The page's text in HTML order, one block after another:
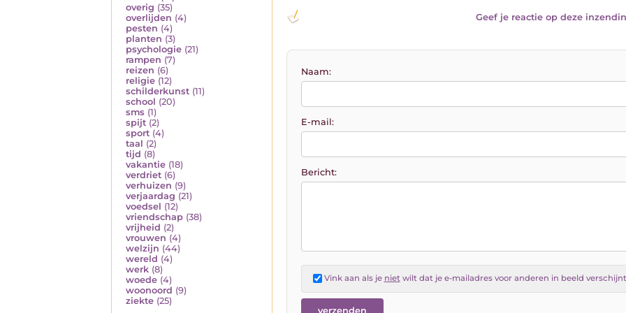
overig (35)
overlijden (4)
pesten (4)
planten (3)
psychologie (21)
rampen (7)
reizen (6)
religie (12)
schilderkunst (11)
school (20)
sms (1)
spijt (2)
sport (4)
taal (2)
tijd (8)
vakantie (18)
verdriet (6)
verhuizen (9)
verjaardag (21)
voedsel (12)
vriendschap (38)
vrijheid (2)
vrouwen (4)
welzijn (44)
wereld (4)
werk (8)
woede (4)
woonoord (9)
ziekte (25)
Geef je reactie op deze
Naam:
E-mail:
Bericht:
Vink aan als je nietwilt dat je e-mailadres voor anderen in beeld verschijnt